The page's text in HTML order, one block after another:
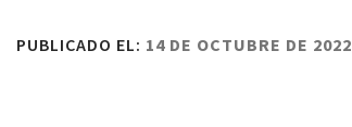
PUBLICADO EL: 14 DE OCTUBRE DE 2022